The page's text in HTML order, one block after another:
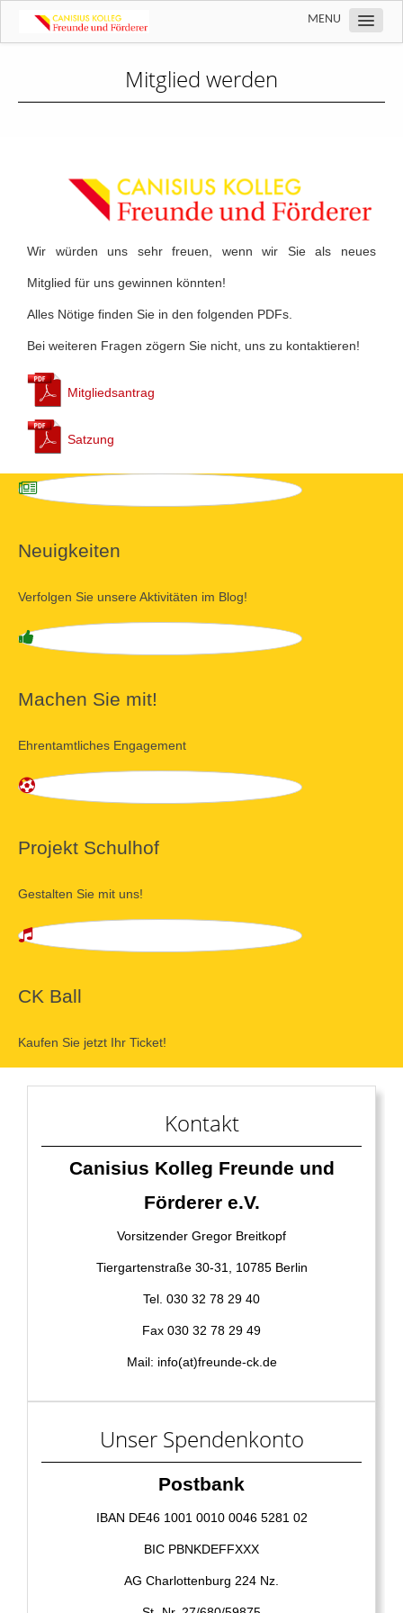
MENU
Mitglied werdenMitglied werden
Wir würden uns sehr freuen, wenn wir Sie als neues
Mitglied für uns gewinnen könnten!
Alles Nötige finden Sie in den folgenden PDFs.
Bei weiteren Fragen zögern Sie nicht, uns zu kontaktieren!
Mitgliedsantrag
Satzung
Neuigkeiten
Verfolgen Sie unsere Aktivitäten im Blog!
Machen Sie mit!
Ehrentamtliches Engagement
Projekt Schulhof
Gestalten Sie mit uns!
CK Ball
Kaufen Sie jetzt Ihr Ticket!
Kontakt
Canisius Kolleg Freunde und
Förderer e.V.
Vorsitzender Gregor Breitkopf
Tiergartenstraße 30-31, 10785 Berlin
Tel. 030 32 78 29 40
Fax 030 32 78 29 49
Mail: info(at)freunde-ck.de
Unser Spendenkonto
Postbank
IBAN DE46 1001 0010 0046 5281 02
BIC PBNKDEFFXXX
AG Charlottenburg 224 Nz.